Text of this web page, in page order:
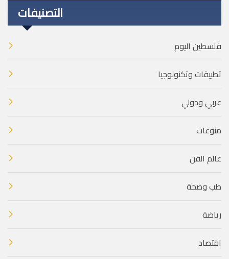
التصنيفات
فلسطين اليوم
تطبيقات وتكنولوجيا
عربي ودولي
منوعات
عالم الفن
طب وصحة
رياضة
اقتصاد